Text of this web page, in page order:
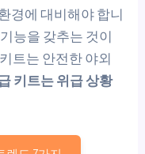
경에 대비해야 합니
능을 갖추는 것이
트는 안전한 야외
키트는 위급 상황